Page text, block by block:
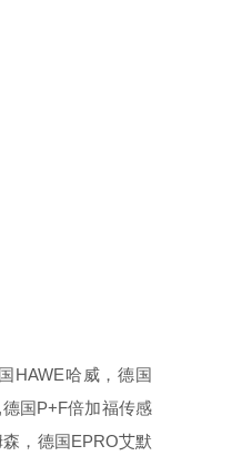
HAWE哈威，德国
国P+F倍加福传感
，德国EPRO艾默